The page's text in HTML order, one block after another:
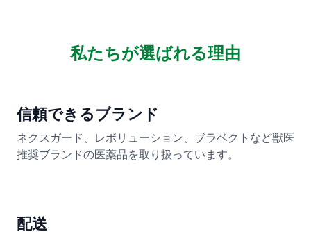
私たちが選ばれる理由
信頼できるブランド
ネクスガード、レボリューション、ブラベクトなど獣医
推奨ブランドの医薬品を取り扱っています。
配送